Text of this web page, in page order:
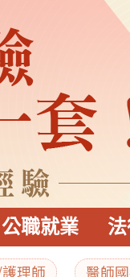
公職就業
理師 醫師